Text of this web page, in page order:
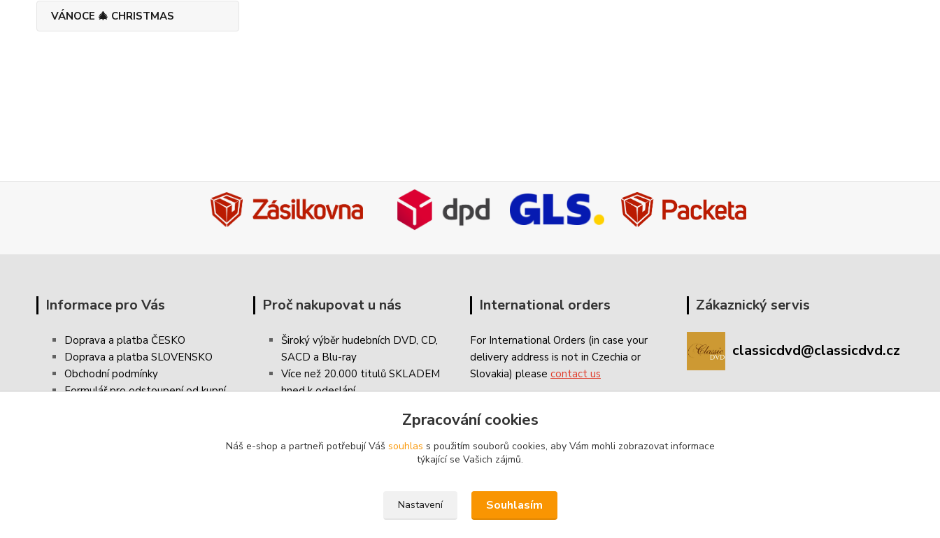
VÁNOCE 🎄 CHRISTMAS
Informace pro Vás
Doprava a platba ČESKO
Doprava a platba SLOVENSKO
Obchodní podmínky
Formulář pro odstoupení od kupní
Proč nakupovat u nás
Široký výběr hudebních DVD, CD,
SACD a Blu-ray
Více než 20.000 titulů SKLADEM
hned k odeslání
International orders
For International Orders (in case your
delivery address is not in Czechia or
Slovakia) please contact us
Zákaznický servis
classicdvd@classicdvd.cz
Zpracování cookies
Náš e-shop a partneři potřebují Váš souhlas s použitím souborů cookies, aby Vám mohli zobrazovat informace
týkající se Vašich zájmů.
Nastavení Souhlasím